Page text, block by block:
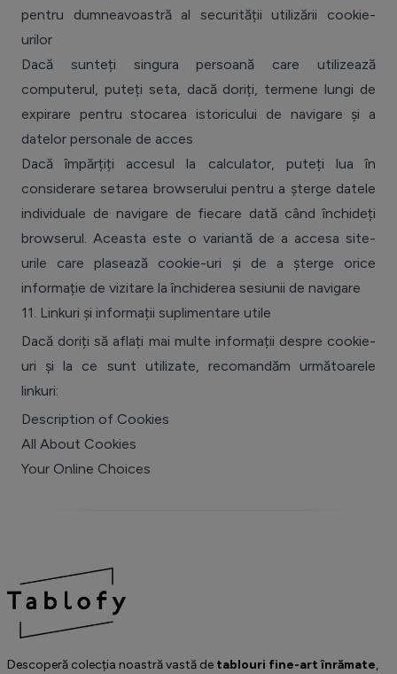
pentru dumneavoastră al securității utilizării cookie-
urilor
Dacă sunteți singura persoană care utilizează
computerul, puteți seta, dacă doriți, termene lungi de
expirare pentru stocarea istoricului de navigare și a
datelor personale de acces
Dacă împărțiți accesul la calculator, puteți lua în
considerare setarea browserului pentru a șterge datele
individuale de navigare de fiecare dată când închideți
browserul. Aceasta este o variantă de a accesa site-
urile care plasează cookie-uri și de a șterge orice
informație de vizitare la închiderea sesiunii de navigare
11. Linkuri și informații suplimentare utile
Dacă doriți să aflați mai multe informații despre cookie-
uri și la ce sunt utilizate, recomandăm următoarele
linkuri:
Description of Cookies
All About Cookies
Your Online Choices
Descoperă colecția noastră vastă de tablouri fine-art înrămate,